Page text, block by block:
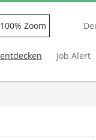
100% Zoom
Job Alert